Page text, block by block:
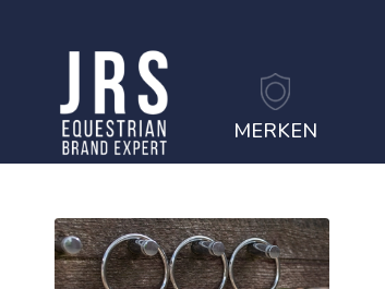
MERKEN